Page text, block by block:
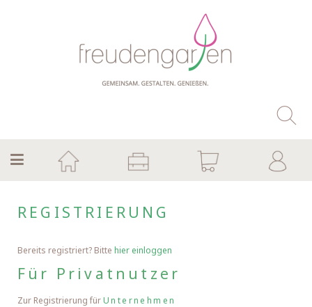
REGISTRIERUNG
Bereits registriert? Bitte hier einloggen
Für Privatnutzer
Zur Registrierung fürUnternehmen